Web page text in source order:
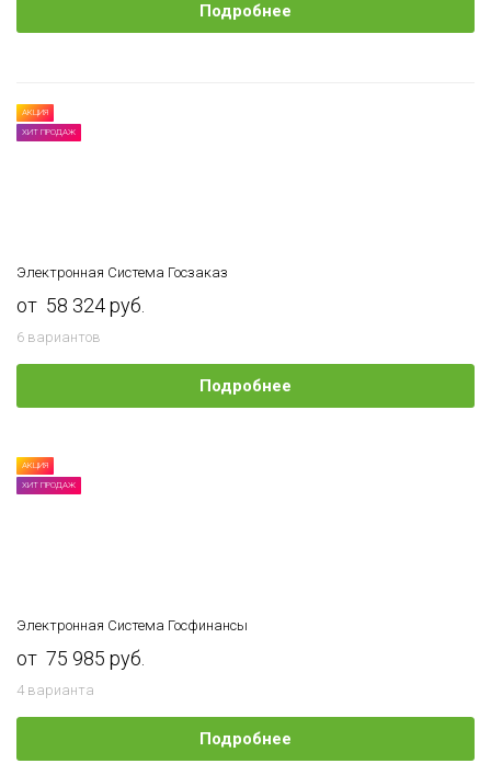
Подробнее
АКЦИЯ
ХИТ ПРОДАЖ
Электронная Cистема Госзаказ
от 58 324 руб.
6 вариантов
Подробнее
АКЦИЯ
ХИТ ПРОДАЖ
Электронная Cистема Госфинансы
от 75 985 руб.
4 варианта
Подробнее